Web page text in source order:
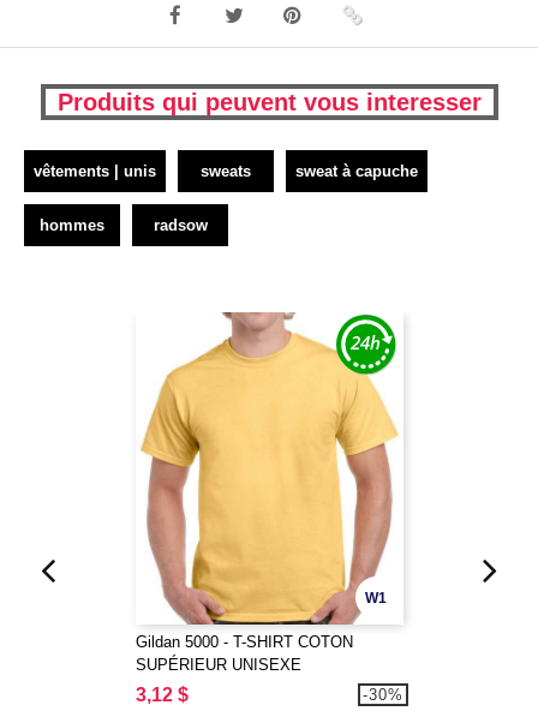
Produits qui peuvent vous interesser
vêtements | unis sweats sweat à capuche
hommes radsow
W1
Gildan 5000 - T-SHIRT COTON
SUPÉRIEUR UNISEXE
3,12 $ -30%